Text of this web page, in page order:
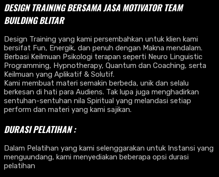
DESIGN TRAINING BERSAMAJASA MOTIVATOR TEAM
BUILDINGBLITAR
Design Training yang kami persembahkan untuk klien kami
bersifat Fun, Energik, dan penuh dengan Makna mendalam.
Berbasi Keilmuan Psikologi terapan seperti Neuro Linguistic
Programming, Hypnotherapy, Quantum dan Coaching, serta
Keilmuan yang Aplikatif & Solutif.
Kami membuat materi semakin berbeda, unik dan selalu
berkesan di hati para Audiens. Tak lupa juga menghadirkan
sentuhan-sentuhan nila Spiritual yang melandasi setiap
perform dan materi yang kami sajikan.
DURASI PELATIHAN :
Dalam Pelatihan yang kami selenggarakan untuk Instansi yang
menguundang, kami menyediakan beberapa opsi durasi
pelatihan